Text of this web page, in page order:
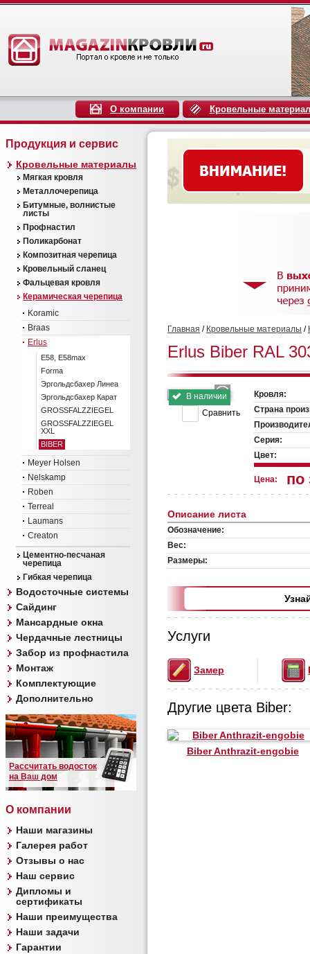
О компании Кровельные
Продукция и сервис
Кровельные материалы
Мягкая кровля
Металлочерепица
Битумные, волнистые
листы
Профнастил
Поликарбонат
Композитная черепица
Кровельный сланец
Фальцевая кровля
Керамическая черепица
Koramic
Braas
Erlus
E58, E58max
Forma
Эргольдсбахер Линеа
Эргольдсбахер Карат
GROSSFALZZIEGEL
GROSSFALZZIEGEL
XXL
BIBER
Meyer Holsen
Nelskamp
Roben
Terreal
Laumans
Creaton
Цементно-песчаная
черепица
Гибкая черепица
Водосточные системы
Сайдинг
Мансардные окна
Чердачные лестницы
Забор из профнастила
Монтаж
Комплектующие
Дополнительно
Рассчитать водосток
на Ваш дом
О компании
Наши магазины
Галерея работ
Отзывы о нас
Наш сервис
Дипломы и
сертификаты
Наши преимущества
Наши задачи
Гарантии
Главная / Кровельные материалы /
Erlus Biber RAL
В наличии
Сравнить
Кровля:
Страна
Серия:
Цвет:
Цена: по
Описание листа
Обозначение:
Вес:
Размеры:
Услуги
Замер
Другие цвета Biber:
Biber Anthrazit-engobie